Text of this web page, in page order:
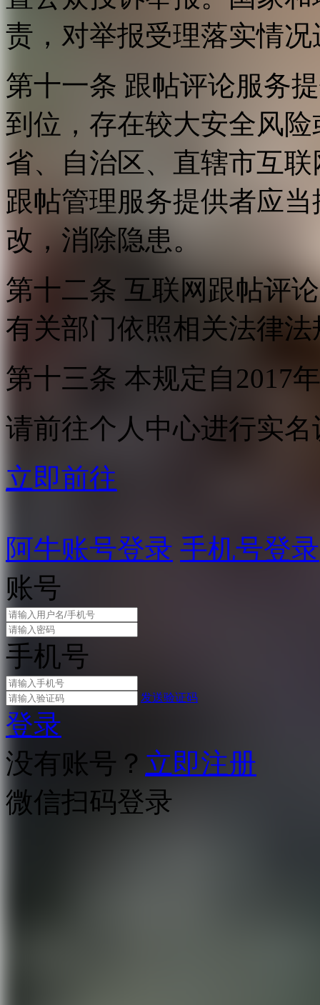
责，对举报受理落实情
第十一条 跟帖评论服务
到位，存在较大安全风
省、自治区、直辖市互
跟帖管理服务提供者应
改，消除隐患。
第十二条 互联网跟帖评
有关部门依照相关法律
第十三条 本规定自2017
请前往个人中心进行实名
立即前往
阿牛账号登录 手机号登录
账号
手机号
发送验证码
登录
没有账号？ 立即注册
微信扫码登录